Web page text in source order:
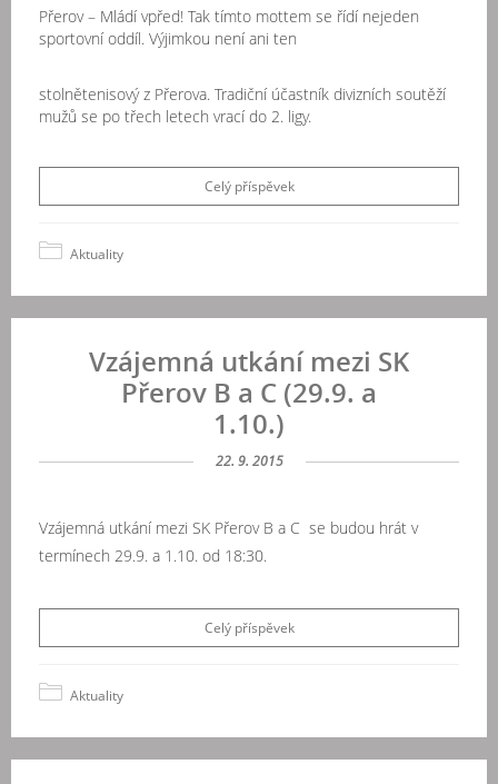
Přerov – Mládí vpřed! Tak tímto mottem se řídí nejeden
sportovní oddíl. Výjimkou není ani ten
stolnětenisový z Přerova. Tradiční účastník divizních soutěží
mužů se po třech letech vrací do 2. ligy.
Celý příspěvek
Aktuality
Vzájemná utkání mezi SK
Přerov B a C (29.9. a
1.10.)
22. 9. 2015
Vzájemná utkání mezi SK Přerov B a C se budou hrát v
termínech 29.9. a 1.10. od 18:30.
Celý příspěvek
Aktuality